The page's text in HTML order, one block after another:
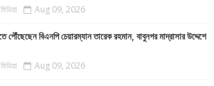
Aug 09, 2026
পৌঁছেছেন বিএনপি চেয়ারম্যান তারেক রহমান, বাবুনগর মাদ্রাসার উদ্দেশে
Aug 09, 2026